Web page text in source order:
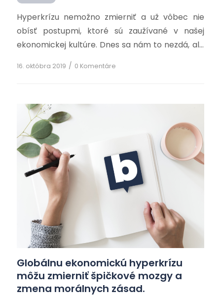
Hyperkrízu nemožno zmierniť a už vôbec nie
obísť postupmi, ktoré sú zaužívané v našej
ekonomickej kultúre. Dnes sa nám to nezdá, ale
história raz zhodnotí túto kultúru ako
bezzásadovú, alebo pseudo-zásadovú,
kultúry je založená na pseudo-vedeckom
ospravedlnení inflačného a neslobodného
peňažného systému, ktorého amorálnosť je […]
16. októbra 2019 / 0 Komentáre
Globálnu ekonomickú hyperkrízu
môžu zmierniť špičkové mozgy a
zmena morálnych zásad.